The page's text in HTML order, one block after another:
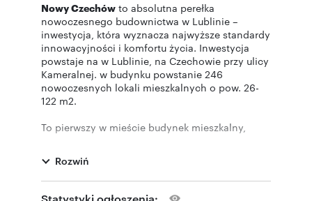
Nowy Czechów to absolutna perełka
nowoczesnego budownictwa w Lublinie –
inwestycja, która wyznacza najwyższe standardy
innowacyjności i komfortu życia. Inwestycja
powstaje na w Lublinie, na Czechowie przy ulicy
Kameralnej. w budynku powstanie 246
nowoczesnych lokali mieszkalnych o pow. 26-
122 m2.
To pierwszy w mieście budynek mieszkalny,
energetycznej i ekologicznych materiałów.
Co więcej, osiedle powstaje tuż przy parku o
Rozwiń